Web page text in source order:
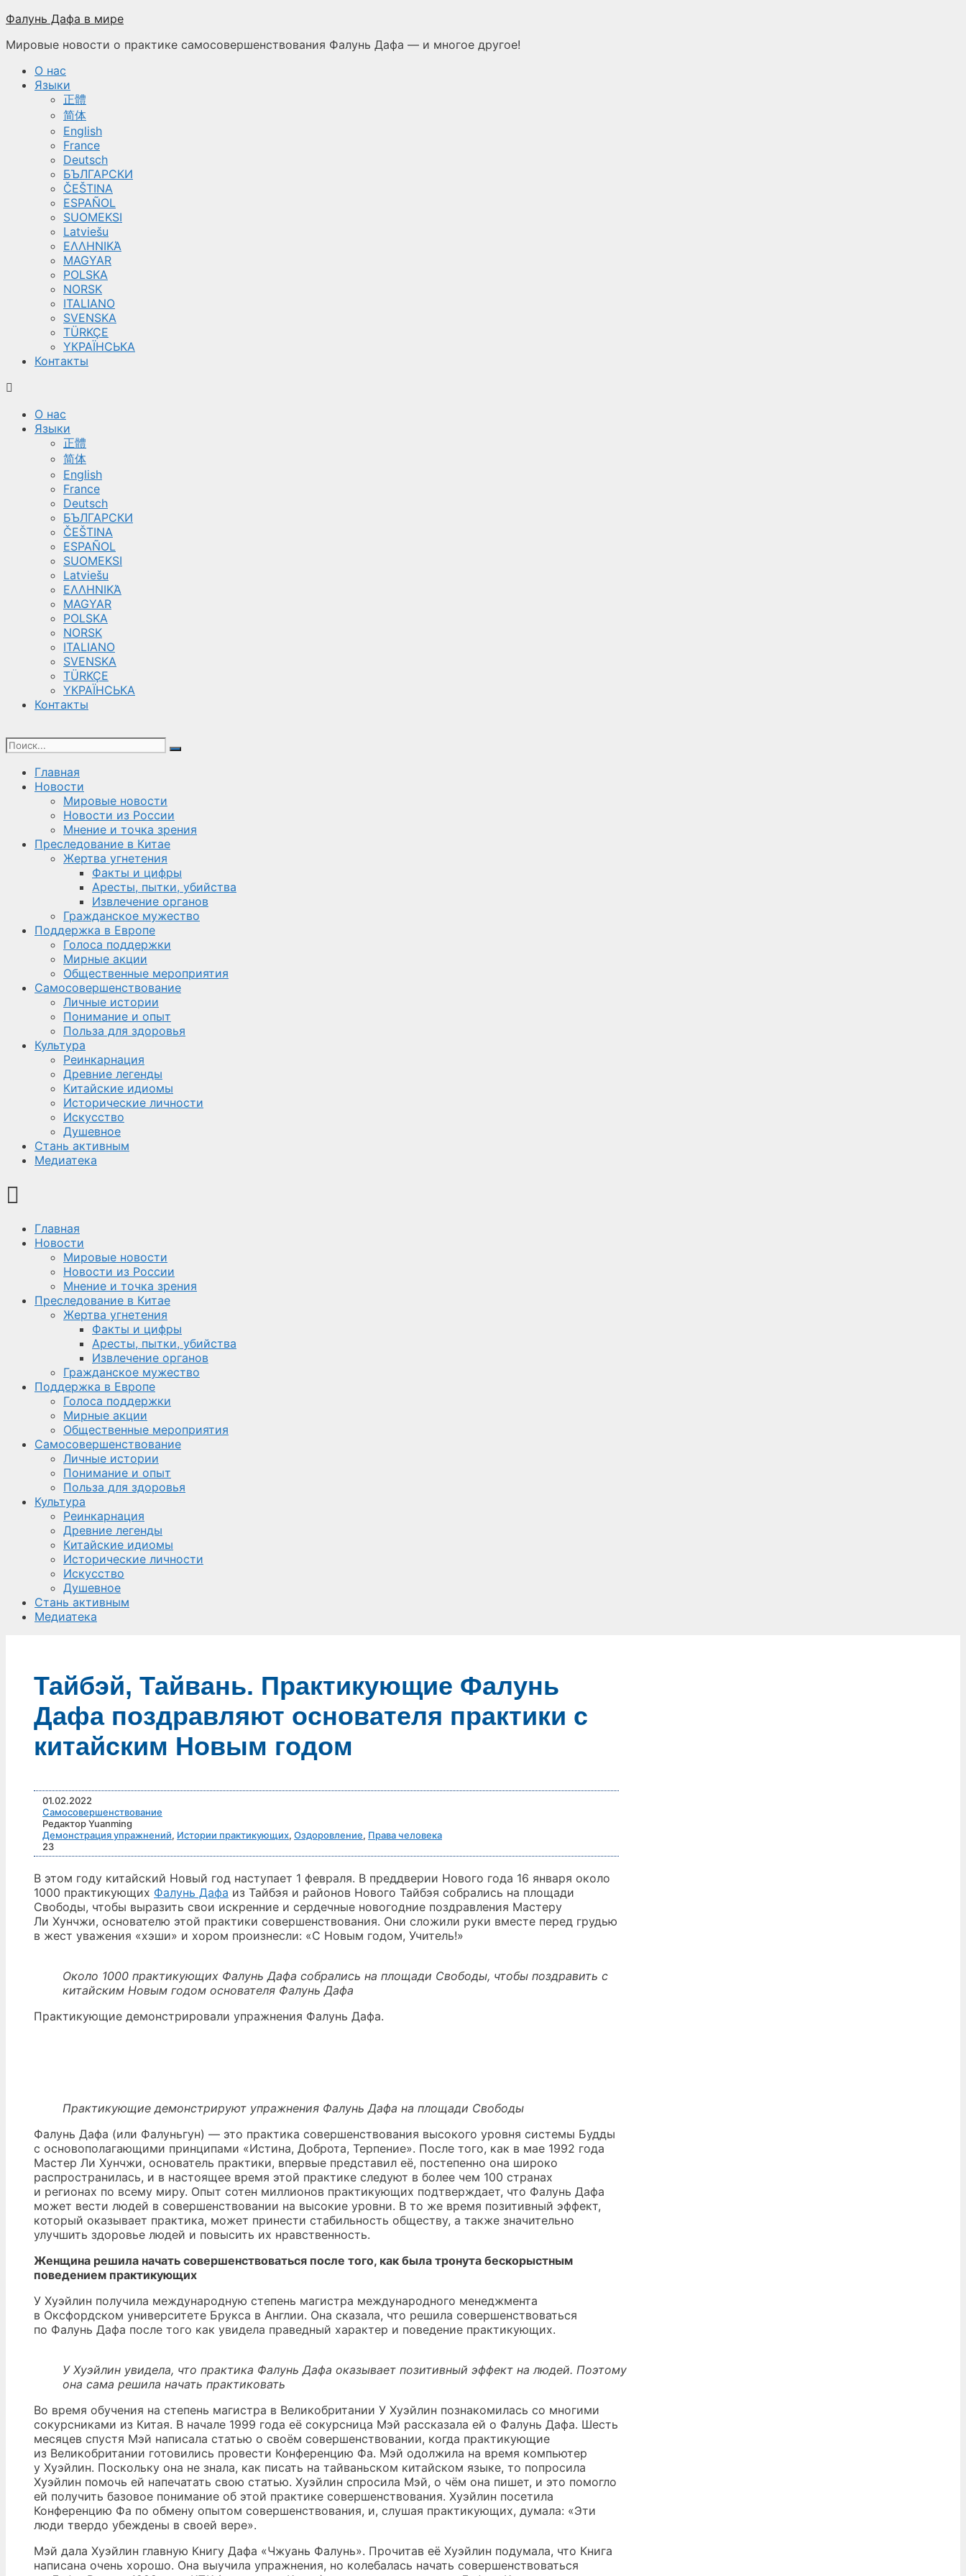
Перейти
содержимому
Фалунь Дафа в мире
Мировые новости о практике самосовершенствования Фалунь Дафа — и многое другое!
О нас
Языки
正體
简体
English
France
Deutsch
БЪЛГАРСКИ
ČEŠTINA
ESPAÑOL
SUOMEKSI
Latviešu
ΕΛΛΗΝΙΚΆ
MAGYAR
POLSKA
NORSK
ITALIANO
SVENSKA
TÜRKÇE
YКРАЇНСЬКА
Контакты
О нас
Языки
正體
简体
English
France
Deutsch
БЪЛГАРСКИ
ČEŠTINA
ESPAÑOL
SUOMEKSI
Latviešu
ΕΛΛΗΝΙΚΆ
MAGYAR
POLSKA
NORSK
ITALIANO
SVENSKA
TÜRKÇE
YКРАЇНСЬКА
Контакты
Главная
Новости
Мировые новости
Новости из России
Мнение и точка зрения
Преследование в Китае
Жертва угнетения
Факты и цифры
Аресты, пытки, убийства
Извлечение органов
Гражданское мужество
Поддержка в Европе
Голоса поддержки
Мирные акции
Общественные мероприятия
Самосовершенствование
Личные истории
Понимание и опыт
Польза для здоровья
Культура
Реинкарнация
Древние легенды
Китайские идиомы
Исторические личности
Искусство
Душевное
Стань активным
Медиатека
Главная
Новости
Мировые новости
Новости из России
Мнение и точка зрения
Преследование в Китае
Жертва угнетения
Факты и цифры
Аресты, пытки, убийства
Извлечение органов
Гражданское мужество
Поддержка в Европе
Голоса поддержки
Мирные акции
Общественные мероприятия
Самосовершенствование
Личные истории
Понимание и опыт
Польза для здоровья
Культура
Реинкарнация
Древние легенды
Китайские идиомы
Исторические личности
Искусство
Душевное
Стань активным
Медиатека
Тайбэй, Тайвань. Практикующие Фалунь
Дафа поздравляют основателя практики с
китайским Новым годом
01.02.2022
Самосовершенствование
Редактор Yuanming
Демонстрация упражнений, Истории практикующих, Оздоровление, Права человека
23
В этом году китайский Новый год наступает 1 февраля. В преддверии Нового года 16 января около
1000 практикующих Фалунь Дафа из Тайбэя и районов Нового Тайбэя собрались на площади
Свободы, чтобы выразить свои искренние и сердечные новогодние поздравления Мастеру
Ли Хунчжи, основателю этой практики совершенствования. Они сложили руки вместе перед грудью
в жест уважения «хэши» и хором произнесли: «С Новым годом, Учитель!»
Около 1000 практикующих Фалунь Дафа собрались на площади Свободы, чтобы поздравить с
китайским Новым годом основателя Фалунь Дафа
Практикующие демонстрировали упражнения Фалунь Дафа.
Практикующие демонстрируют упражнения Фалунь Дафа на площади Свободы
Фалунь Дафа (или Фалуньгун) — это практика совершенствования высокого уровня системы Будды
с основополагающими принципами «Истина, Доброта, Терпение». После того, как в мае 1992 года
Мастер Ли Хунчжи, основатель практики, впервые представил её, постепенно она широко
распространилась, и в настоящее время этой практике следуют в более чем 100 странах
и регионах по всему миру. Опыт сотен миллионов практикующих подтверждает, что Фалунь Дафа
может вести людей в совершенствовании на высокие уровни. В то же время позитивный эффект,
который оказывает практика, может принести стабильность обществу, а также значительно
улучшить здоровье людей и повысить их нравственность.
Женщина решила начать совершенствоваться после того, как была тронута бескорыстным
поведением практикующих
У Хуэйлин получила международную степень магистра международного менеджмента
в Оксфордском университете Брукса в Англии. Она сказала, что решила совершенствоваться
по Фалунь Дафа после того как увидела праведный характер и поведение практикующих.
У Хуэйлин увидела, что практика Фалунь Дафа оказывает позитивный эффект на людей. Поэтому
она сама решила начать практиковать
Во время обучения на степень магистра в Великобритании У Хуэйлин познакомилась со многими
сокурсниками из Китая. В начале 1999 года её сокурсница Мэй рассказала ей о Фалунь Дафа. Шесть
месяцев спустя Мэй написала статью о своём совершенствовании, когда практикующие
из Великобритании готовились провести Конференцию Фа. Мэй одолжила на время компьютер
у Хуэйлин. Поскольку она не знала, как писать на тайваньском китайском языке, то попросила
Хуэйлин помочь ей напечатать свою статью. Хуэйлин спросила Мэй, о чём она пишет, и это помогло
ей получить базовое понимание об этой практике совершенствования. Хуэйлин посетила
Конференцию Фа по обмену опытом совершенствования, и, слушая практикующих, думала: «Эти
люди твердо убеждены в своей вере».
Мэй дала Хуэйлин главную Книгу Дафа «Чжуань Фалунь». Прочитав её Хуэйлин подумала, что Книга
написана очень хорошо. Она выучила упражнения, но колебалась начать совершенствоваться